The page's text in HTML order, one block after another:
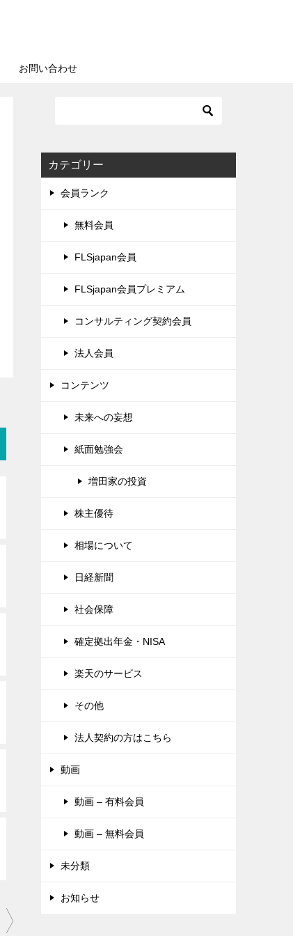
お問い合わせ
カテゴリー
会員ランク
無料会員
FLSjapan会員
FLSjapan会員プレミアム
コンサルティング契約会員
法人会員
コンテンツ
未来への妄想
紙面勉強会
増田家の投資
株主優待
相場について
日経新聞
社会保障
確定拠出年金・NISA
楽天のサービス
その他
法人契約の方はこちら
動画
動画 – 有料会員
動画 – 無料会員
未分類
お知らせ